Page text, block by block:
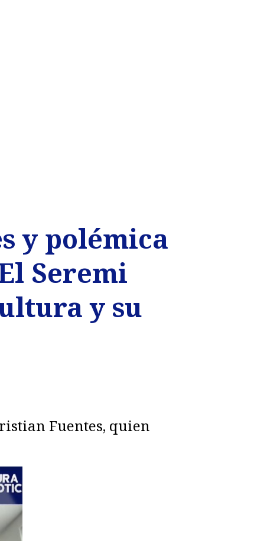
y polémica
Seremi
y su
Fuentes, quien